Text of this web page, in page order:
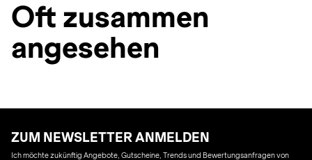
Oft zusammen
angesehen
ZUM NEWSLETTER ANMELDEN
Ich möchte zukünftig Angebote, Gutscheine, Trends und Bewertungsanfragen von